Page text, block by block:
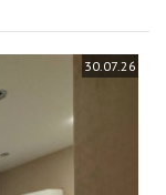
30.07.26